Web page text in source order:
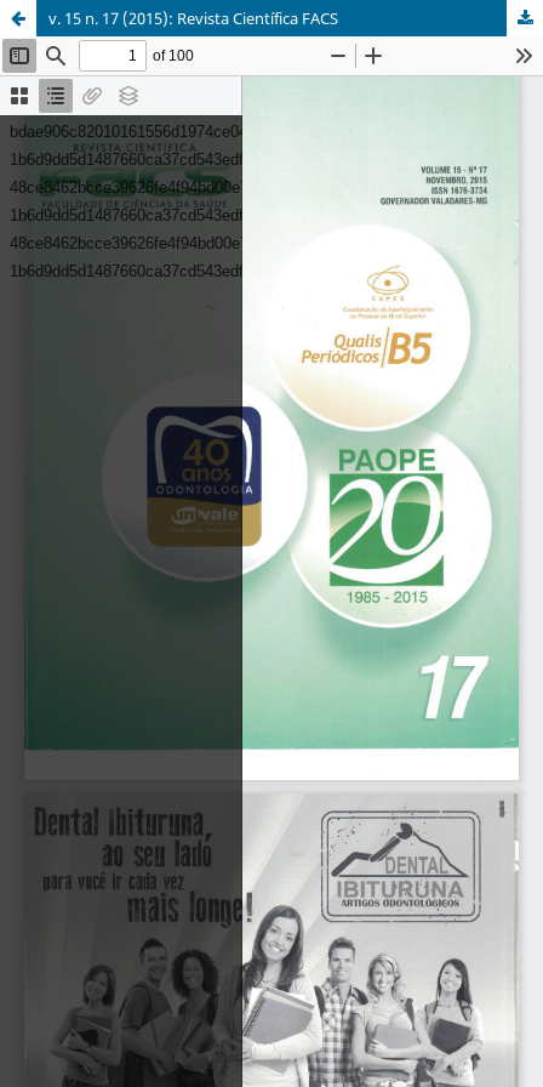
v. 15 n. 17 (2015): Revista Científica FACS